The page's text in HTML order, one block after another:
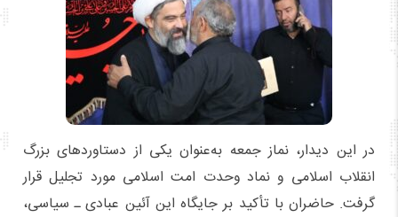
در این دیدار، نماز جمعه به‌عنوان یکی از دستاوردهای بزرگ
انقلاب اسلامی و نماد وحدت امت اسلامی مورد تجلیل قرار
گرفت. حاضران با تأکید بر جایگاه این آئین عبادی ـ سیاسی،